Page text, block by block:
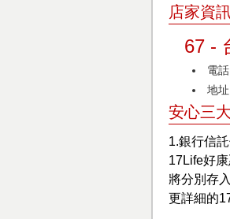
店家資
67 -
電
地
安心三
1.銀行信
17Life好
將分別存
更詳細的